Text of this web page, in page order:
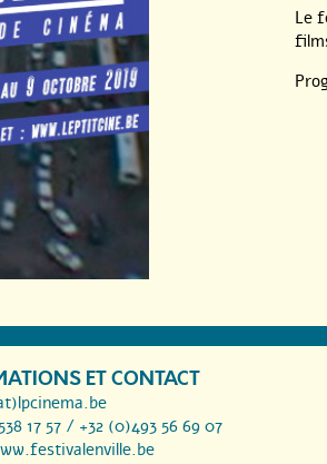
Le
ET CONTACT
17 57 / +32 (0)493 56 69 07